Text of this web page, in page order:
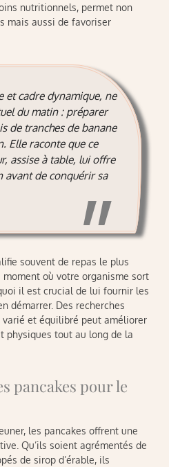
nutritionnels, permet non
mais aussi de favoriser
et cadre dynamique, ne
du matin : préparer
de tranches de banane
Elle raconte que ce
assise à table, lui offre
avant de conquérir sa
souvent de repas le plus
où votre organisme sort
il est crucial de lui fournir les
démarrer. Des recherches
varié et équilibré peut améliorer
physiques tout au long de la
pancakes pour le
les pancakes offrent une
Qu’ils soient agrémentés de
de sirop d’érable, ils